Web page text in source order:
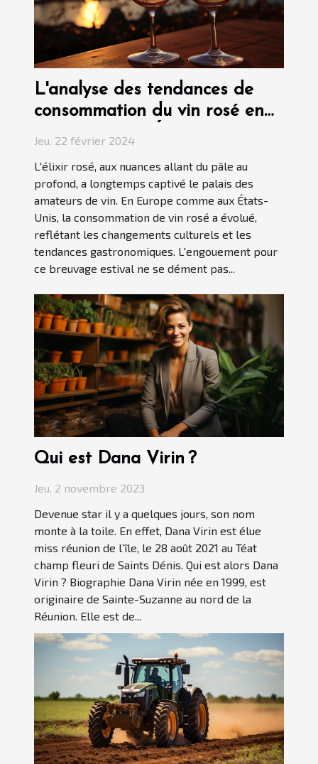
L'analyse des tendances de
consommation du vin rosé en
Europe et aux États-Unis
Jeu. 22 février 2024
L'élixir rosé, aux nuances allant du pâle au
profond, a longtemps captivé le palais des
amateurs de vin. En Europe comme aux États-
Unis, la consommation de vin rosé a évolué,
reflétant les changements culturels et les
tendances gastronomiques. L'engouement pour
ce breuvage estival ne se dément pas...
Qui est Dana Virin ?
Jeu. 2 novembre 2023
Devenue star il y a quelques jours, son nom
monte à la toile. En effet, Dana Virin est élue
miss réunion de l’île, le 28 août 2021 au Téat
champ fleuri de Saints Dénis. Qui est alors Dana
Virin ? Biographie Dana Virin née en 1999, est
originaire de Sainte-Suzanne au nord de la
Réunion. Elle est de...